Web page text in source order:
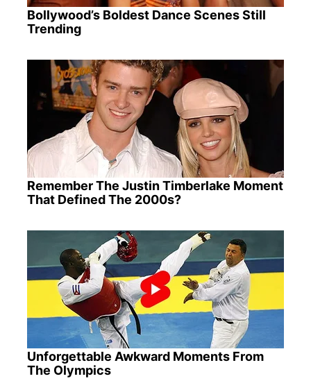
Bollywood’s Boldest Dance Scenes Still
Trending
Remember The Justin Timberlake Moment
That Defined The 2000s?
Unforgettable Awkward Moments From
The Olympics